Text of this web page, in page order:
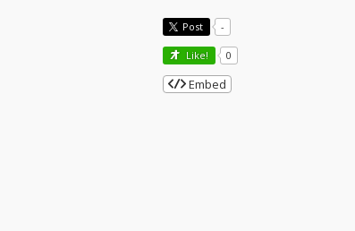
Post -
Like! 0
Embed